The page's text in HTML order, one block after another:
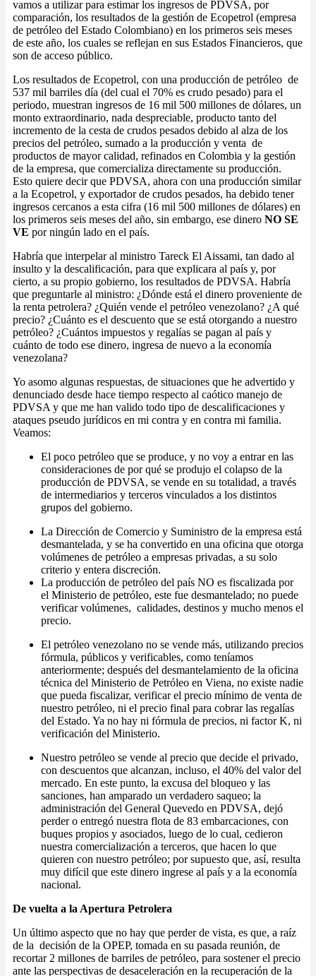
vamos a utilizar para estimar los ingresos de PDVSA, por
comparación, los resultados de la gestión de Ecopetrol (empresa
de petróleo del Estado Colombiano) en los primeros seis meses
de este año, los cuales se reflejan en sus Estados Financieros, que
son de acceso público.
Los resultados de Ecopetrol, con una producción de petróleo de
537 mil barriles día (del cual el 70% es crudo pesado) para el
periodo, muestran ingresos de 16 mil 500 millones de dólares, un
monto extraordinario, nada despreciable, producto tanto del
incremento de la cesta de crudos pesados debido al alza de los
precios del petróleo, sumado a la producción y venta de
productos de mayor calidad, refinados en Colombia y la gestión
de la empresa, que comercializa directamente su producción.
Esto quiere decir que PDVSA, ahora con una producción similar
a la Ecopetrol, y exportador de crudos pesados, ha debido tener
ingresos cercanos a esta cifra (16 mil 500 millones de dólares) en
los primeros seis meses del año, sin embargo, ese dinero NO SE
VE por ningún lado en el país.
Habría que interpelar al ministro Tareck El Aissami, tan dado al
insulto y la descalificación, para que explicara al país y, por
cierto, a su propio gobierno, los resultados de PDVSA. Habría
que preguntarle al ministro: ¿Dónde está el dinero proveniente de
la renta petrolera? ¿Quién vende el petróleo venezolano? ¿A qué
precio? ¿Cuánto es el descuento que se está otorgando a nuestro
petróleo? ¿Cuántos impuestos y regalías se pagan al país y
cuánto de todo ese dinero, ingresa de nuevo a la economía
venezolana?
Yo asomo algunas respuestas, de situaciones que he advertido y
denunciado desde hace tiempo respecto al caótico manejo de
PDVSA y que me han valido todo tipo de descalificaciones y
ataques pseudo jurídicos en mi contra y en contra mi familia.
Veamos:
El poco petróleo que se produce, y no voy a entrar en las
consideraciones de por qué se produjo el colapso de la
producción de PDVSA, se vende en su totalidad, a través
de intermediarios y terceros vinculados a los distintos
grupos del gobierno.
La Dirección de Comercio y Suministro de la empresa está
desmantelada, y se ha convertido en una oficina que otorga
volúmenes de petróleo a empresas privadas, a su solo
criterio y entera discreción.
La producción de petróleo del país NO es fiscalizada por
el Ministerio de petróleo, este fue desmantelado; no puede
verificar volúmenes, calidades, destinos y mucho menos el
precio.
El petróleo venezolano no se vende más, utilizando precios
fórmula, públicos y verificables, como teníamos
anteriormente; después del desmantelamiento de la oficina
técnica del Ministerio de Petróleo en Viena, no existe nadie
que pueda fiscalizar, verificar el precio mínimo de venta de
nuestro petróleo, ni el precio final para cobrar las regalías
del Estado. Ya no hay ni fórmula de precios, ni factor K, ni
verificación del Ministerio.
Nuestro petróleo se vende al precio que decide el privado,
con descuentos que alcanzan, incluso, el 40% del valor del
mercado. En este punto, la excusa del bloqueo y las
sanciones, han amparado un verdadero saqueo; la
administración del General Quevedo en PDVSA, dejó
perder o entregó nuestra flota de 83 embarcaciones, con
buques propios y asociados, luego de lo cual, cedieron
nuestra comercialización a terceros, que hacen lo que
quieren con nuestro petróleo; por supuesto que, así, resulta
muy difícil que este dinero ingrese al país y a la economía
nacional.
De vuelta a la Apertura Petrolera
Un último aspecto que no hay que perder de vista, es que, a raíz
de la decisión de la OPEP, tomada en su pasada reunión, de
recortar 2 millones de barriles de petróleo, para sostener el precio
ante las perspectivas de desaceleración en la recuperación de la